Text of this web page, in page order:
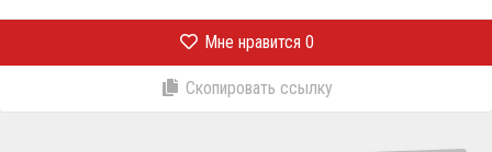
Мне нравится 0
Скопировать ссылку